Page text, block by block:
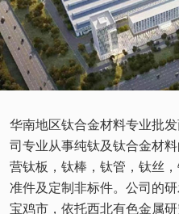
华南地区钛合金材料专业批
司专业从事纯钛及钛合金材
营钛板，钛棒，钛管，钛丝
准件及定制非标件。公司的
宝鸡市，依托西北有色金属